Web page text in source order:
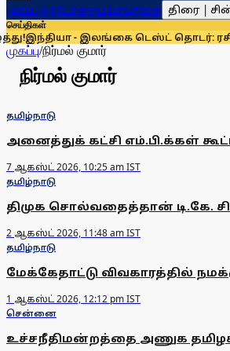
முகப்புதற்போதைய செய்திகள் திரை |
செய்திகள்
இந்தியா - இலங்கை டெஸ்ட் தொடர்:
முகப்பு/நிர்மல் குமார்
நிர்மல் குமார்
தமிழ்நாடு
அனைத்துக் கட்சி எம்.பி.க்கள்
7 ஆகஸ்ட் 2026, 10:25 am IST
தமிழ்நாடு
திமுக சொல்வதைத்தான் டி.கே.
2 ஆகஸ்ட் 2026, 11:48 am IST
தமிழ்நாடு
மேக்கேதாட்டு விவகாரத்தில்
1 ஆகஸ்ட் 2026, 12:12 pm IST
சென்னை
உச்சநீதிமன்றத்தை அணுக தமிழக